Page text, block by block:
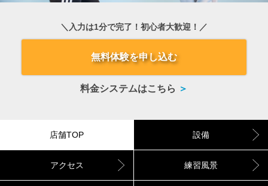
＼入力は1分で完了！初心者大歓迎！／
無料体験を申し込む
料金システムはこちら
店舗TOP 設備
アクセス 練習風景